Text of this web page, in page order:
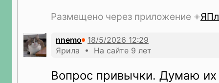
Размещено через приложение
nnemo
Ярила • На сайте 9 лет
Вопрос привычки. Думаю